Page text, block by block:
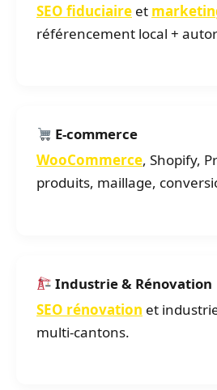
SEO fiduciaire et
référencement local +
E-commerce
WooCommerce, Shopify,
produits, maillage,
Industrie & Rénovation
SEO rénovation et
multi-cantons.